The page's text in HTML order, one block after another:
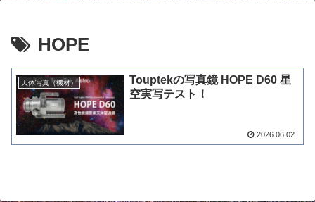
HOPE
天体写真（機材）
Touptekの写真鏡 HOPE D60 星
空実写テスト！
2026.06.02